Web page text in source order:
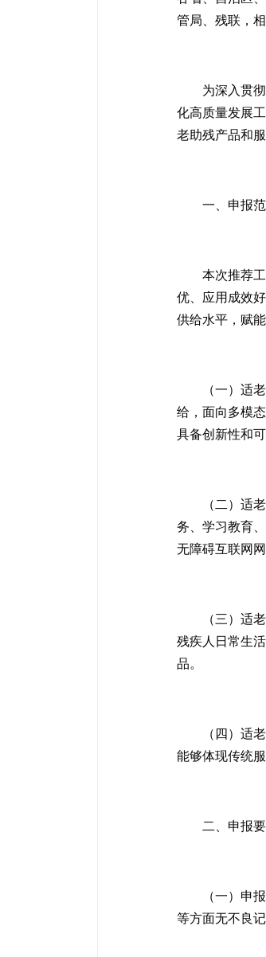
管局、残联，相
为深入贯
化高质量发展
老助残产品和
一、申报
本次推荐
优、应用成效
供给水平，赋
（一）适
给，面向多模
具备创新性和
（二）适
务、学习教育
无障碍互联网
（三）适
残疾人日常生
品。
（四）适
能够体现传统
二、申报
（一）申
等方面无不良